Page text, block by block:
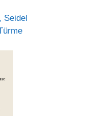
Seidel